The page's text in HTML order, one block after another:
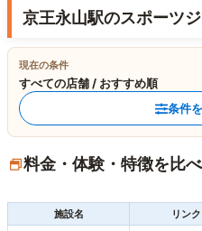
京王永山駅のスポーツ
現在の条件
すべての店舗 / おすすめ順
条件
料金・体験・特徴を比
施設名
リンク